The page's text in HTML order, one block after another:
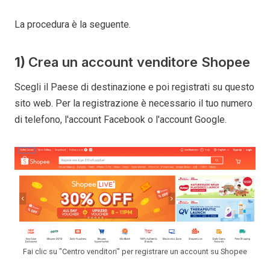
La procedura è la seguente.
1) Crea un account venditore Shopee
Scegli il Paese di destinazione e poi registrati su questo
sito web. Per la registrazione è necessario il tuo numero
di telefono, l'account Facebook o l'account Google.
Fai clic su "Centro venditori" per registrare un account su Shopee